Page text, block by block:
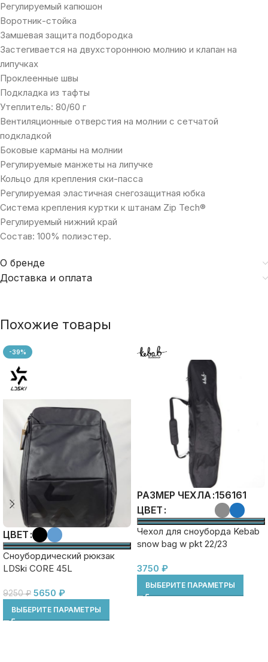
Регулируемый капюшон
Воротник-стойка
Замшевая защита подбородка
Застегивается на двухстороннюю молнию и клапан на
липучках
Проклеенные швы
Подкладка из тафты
Утеплитель: 80/60 г
Вентиляционные отверстия на молнии с сетчатой
подкладкой
Боковые карманы на молнии
Регулируемые манжеты на липучке
Кольцо для крепления ски-пасса
Регулируемая эластичная снегозащитная юбка
Система крепления куртки к штанам Zip Tech®
Регулируемый нижний край
Состав: 100% полиэстер.
О бренде
Доставка и оплата
Похожие товары
-39%
ЦВЕТ
Сноубордический рюкзак
LDSki CORE 45L
9250₽ 5650 ₽
ВЫБЕРИТЕ ПАРАМЕТРЫ
РАЗМЕР ЧЕХЛА 156161
ЦВЕТ
Чехол для сноуборда Kebab
snow bag w pkt 22/23
3750 ₽
ВЫБЕРИТЕ ПАРАМЕТРЫ